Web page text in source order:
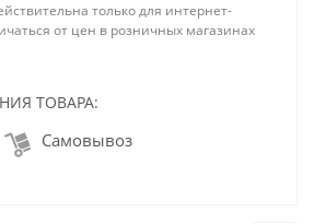
только для интернет-
от цен в розничных магазинах
ТОВАРА:
Самовывоз